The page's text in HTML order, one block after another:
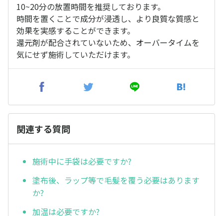
10~20分の放置時間を推奨しております。
時間を置くことで成分が浸透し、より良質な質感と
効果を実感することができます。
還元剤が配合されていないため、オーバータイムを
気にせず施術していただけます。
関連する質問
施術中に手袋は必要ですか?
塗布後、ラップ等で毛髪を覆う必要はあります
か?
加温は必要ですか?